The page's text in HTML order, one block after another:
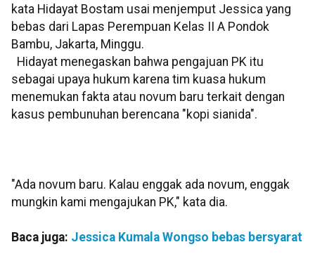
kata Hidayat Bostam usai menjemput Jessica yang
bebas dari Lapas Perempuan Kelas II A Pondok
Bambu, Jakarta, Minggu.
Hidayat menegaskan bahwa pengajuan PK itu
sebagai upaya hukum karena tim kuasa hukum
menemukan fakta atau novum baru terkait dengan
kasus pembunuhan berencana "kopi sianida".
"Ada novum baru. Kalau enggak ada novum, enggak
mungkin kami mengajukan PK," kata dia.
Baca juga: Jessica Kumala Wongso bebas bersyarat